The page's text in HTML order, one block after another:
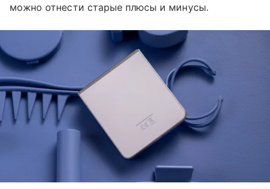
можно отнести старые плюсы и минусы.